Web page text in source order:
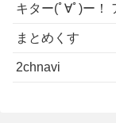
キター(ﾟ∀ﾟ)ー！
まとめくす
2chnavi